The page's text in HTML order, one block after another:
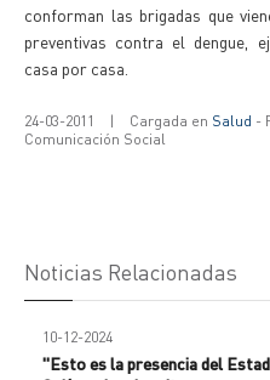
conforman las brigadas que
preventivas contra el dengue,
casa por casa.
24-03-2011 | Cargada en Salud -
Comunicación Social
Noticias Relacionadas
10-12-2024
"Esto es la presencia del